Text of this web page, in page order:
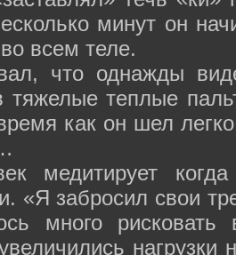
минут он
всем теле.
что однажды
тяжелые теплые
как он шел
медитирует
«Я забросил свои
много
нагрузки